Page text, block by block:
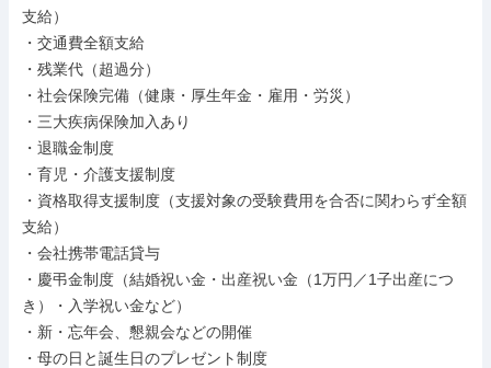
⽀給）
・交通費全額⽀給
・残業代（超過分）
・社会保険完備（健康・厚⽣年⾦・雇⽤・労災）
・三⼤疾病保険加⼊あり
・退職⾦制度
・育児・介護⽀援制度
・資格取得⽀援制度（⽀援対象の受験費⽤を合否に関わらず全額
⽀給）
・会社携帯電話貸与
・慶弔⾦制度（結婚祝い⾦・出産祝い⾦（1万円／1⼦出産につ
き）・⼊学祝い⾦など）
・新・忘年会、懇親会などの開催
・⺟の⽇と誕⽣⽇のプレゼント制度